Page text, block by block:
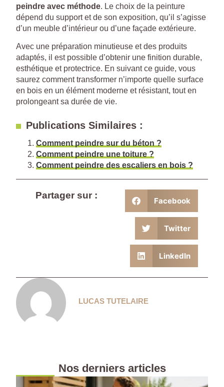
peindre avec méthode. Le choix de la peinture
dépend du support et de son exposition, qu’il s’agisse
d’un meuble d’intérieur ou d’une façade extérieure.
Avec une préparation minutieuse et des produits
adaptés, il est possible d’obtenir une finition durable,
esthétique et protectrice. En suivant ce guide, vous
saurez comment transformer n’importe quelle surface
en bois en un élément moderne et résistant, tout en
prolongeant sa durée de vie.
Publications Similaires :
Comment peindre sur du béton ?
Comment peindre une toiture ?
Comment peindre des escaliers en bois ?
Partager sur : Facebook
Twitter
LinkedIn
LUCAS TUTELAIRE
Nos derniers articles